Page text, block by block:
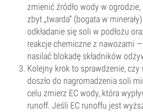
zmienić źródło wody w
zbyt „twarda” (bogata w
odkładanie się soli w podłożu
reakcje chemiczne z nawozami
nasilać blokadę składników
Kolejny krok to sprawdzenie, czy
doszło do nagromadzenia soli
celu zmierz EC wody, która
runoff. Jeśli EC runoffu jest